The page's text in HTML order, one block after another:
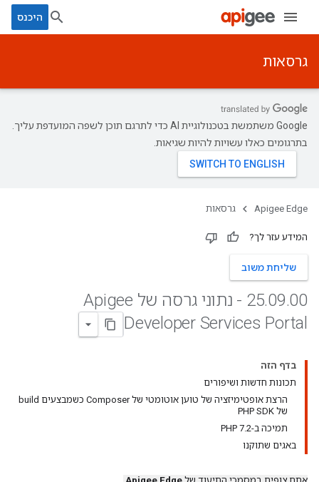
היכנס
גרסאות
‫Google משתמשת בטכנולוגיית AI כדי לתרגם תוכן לשפה המועדפת עליך.
בתרגומים כאלו עשויות להיות שגיאות.
Apigee Edge גרסאות
המידע עזר לך?
שליחת משוב
25.09.
00 - נתוני גרסה של Apigee
Developer Services Portal
בדף הזה
תכונות חדשות ושיפורים
הרצת אופטימיזציה של טוען אוטומטי של Composer כשמבצעים build
של PHP SDK
תמיכה ב-PHP 7.2
באגים שתוקנו